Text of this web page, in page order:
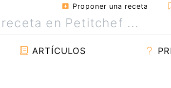
Proponer una receta
ARTÍCULOS